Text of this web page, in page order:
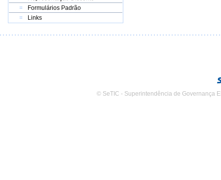
Formulários Padrão
Links
© SeTIC - Superintendência de Governança